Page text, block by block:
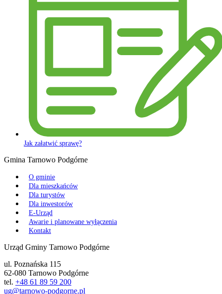
Jak załatwić sprawę?
Gmina Tarnowo Podgórne
O gminie
Dla mieszkańców
Dla turystów
Dla inwestorów
E-Urząd
Awarie i planowane wyłączenia
Kontakt
Urząd Gminy Tarnowo Podgórne
ul. Poznańska 115
62-080 Tarnowo Podgórne
tel. +48 61 89 59 200
ug@tarnowo-podgorne.pl